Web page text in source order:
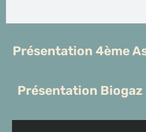
Présentation 4ème
Présentation Biogaz